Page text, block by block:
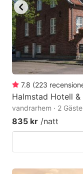
7.8 (223
Halmstad Hotell &
vandrarhem · 2
835 kr /natt